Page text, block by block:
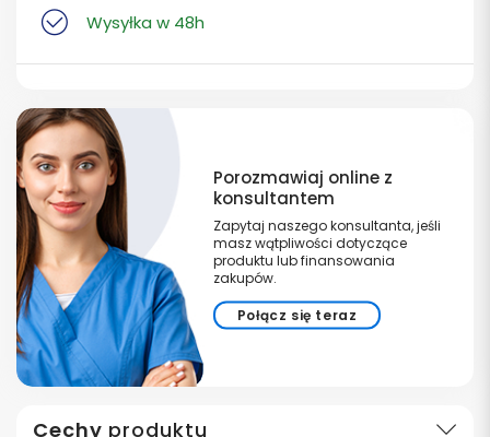
Wysyłka w 48h
Porozmawiaj online z
konsultantem
Zapytaj naszego konsultanta, jeśli
masz wątpliwości dotyczące
produktu lub finansowania
zakupów.
Połącz się teraz
Cechy produktu